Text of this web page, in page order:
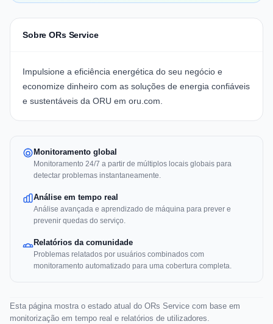
Sobre ORs Service
Impulsione a eficiência energética do seu negócio e
economize dinheiro com as soluções de energia confiáveis
e sustentáveis da ORU em oru.com.
Monitoramento global
Monitoramento 24/7 a partir de múltiplos locais globais para
detectar problemas instantaneamente.
Análise em tempo real
Análise avançada e aprendizado de máquina para prever e
prevenir quedas do serviço.
Relatórios da comunidade
Problemas relatados por usuários combinados com
monitoramento automatizado para uma cobertura completa.
Esta página mostra o estado atual do ORs Service com base em
monitorização em tempo real e relatórios de utilizadores.